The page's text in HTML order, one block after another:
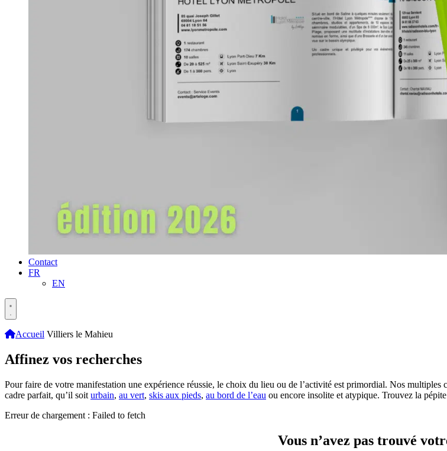
Contact
FR
EN
Accueil Villiers le Mahieu
Affinez vos recherches
Pour faire de votre manifestation une expérience réussie, le choix du lieu ou de l’activité est primordial. Nos
cadre parfait, qu’il soit urbain, au vert, skis aux pieds, au bord de l’eau ou encore insolite et atypique. Trouvez la
Erreur de chargement : Failed to fetch
Vous n’avez pas trouvé